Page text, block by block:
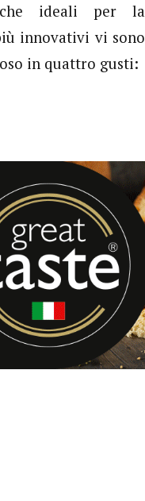
ideali per la
innovativi vi sono
in quattro gusti: